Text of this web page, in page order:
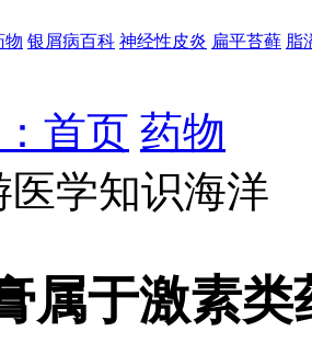
物 银屑病百科 神经性皮炎 扁平苔藓 脂
首页 药物
学知识海洋
属于激素类